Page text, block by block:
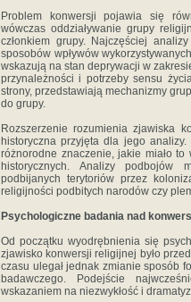
Problem konwersji pojawia się
wówczas oddziaływanie grupy
członkiem grupy. Najczęściej
sposobów wpływów
wskazują na stan deprywacji w
przynależności i potrzeby sensu
strony, przedstawiają mechanizmy
do grupy.
Rozszerzenie rozumienia zjawiska
historyczna przyjęta dla jego
różnorodne znaczenie, jakie miało
historycznych. Analizy podbojów
podbijanych terytoriów przez
religijności podbitych narodów czy
Psychologiczne badania nad
Od początku wyodrębnienia się
zjawisko konwersji religijnej było
czasu ulegał jednak zmianie sposób
badawczego. Podejście
wskazaniem na niezwykłość i